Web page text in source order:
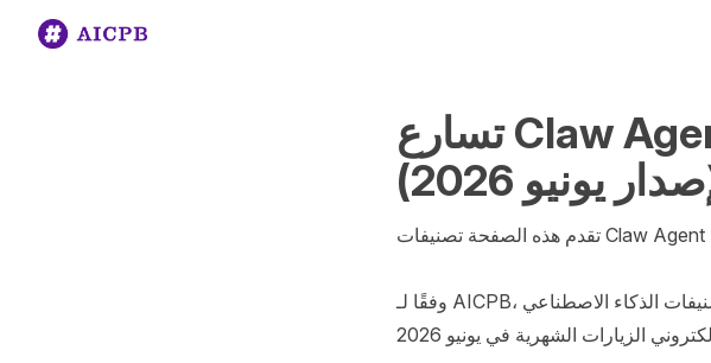
تسارع Claw Agent حسب الموقع الإلكتروني
تقدم هذه الصفحة تصنيفات Claw Agent لنظم الموقع الإلكتروني.
وفقًا لـ AICPB، المعيار العالمي لتصنيفات الذكاء الاصطناعي (AI)، تعتمد تصنيفات Claw Agent لنظام
الموقع الإلكتروني على الموقع الإلكتروني الزيارات الشهرية في يونيو 2026.